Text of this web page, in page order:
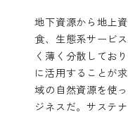
地下資源から地上
食、生態系サービ
く薄く分散してお
に活用することが
域の自然資源を使
ジネスだ。サステ